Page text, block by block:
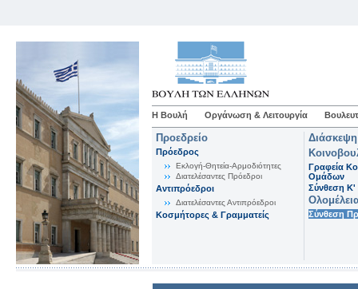
Η Βουλή Οργάνωση & Λειτουργία
Προεδρείο
Πρόεδρος
Εκλογή-Θητεία-Αρμοδιότητες
Διατελέσαντες Πρόεδροι
Αντιπρόεδροι
Διατελέσαντες Αντιπρόεδροι
Κοσμήτορες & Γραμματείς
Γραφεία
Ομάδων
Σύνθεση K'
Σύνθεση